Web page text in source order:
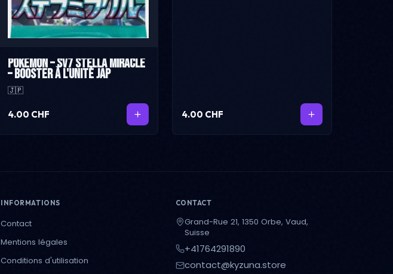
Pokémon – SV7 Stella Miracle
– Booster à l'unité JAP
🇯🇵
4.00 CHF 4.00 CHF
INFORMATIONS
Contact
Mentions légales
Conditions d'utilisation
CONTACT
Grand-Rue 21, 1350 Orbe, Vaud,
Suisse
+41764291890
contact@kyzuna.store